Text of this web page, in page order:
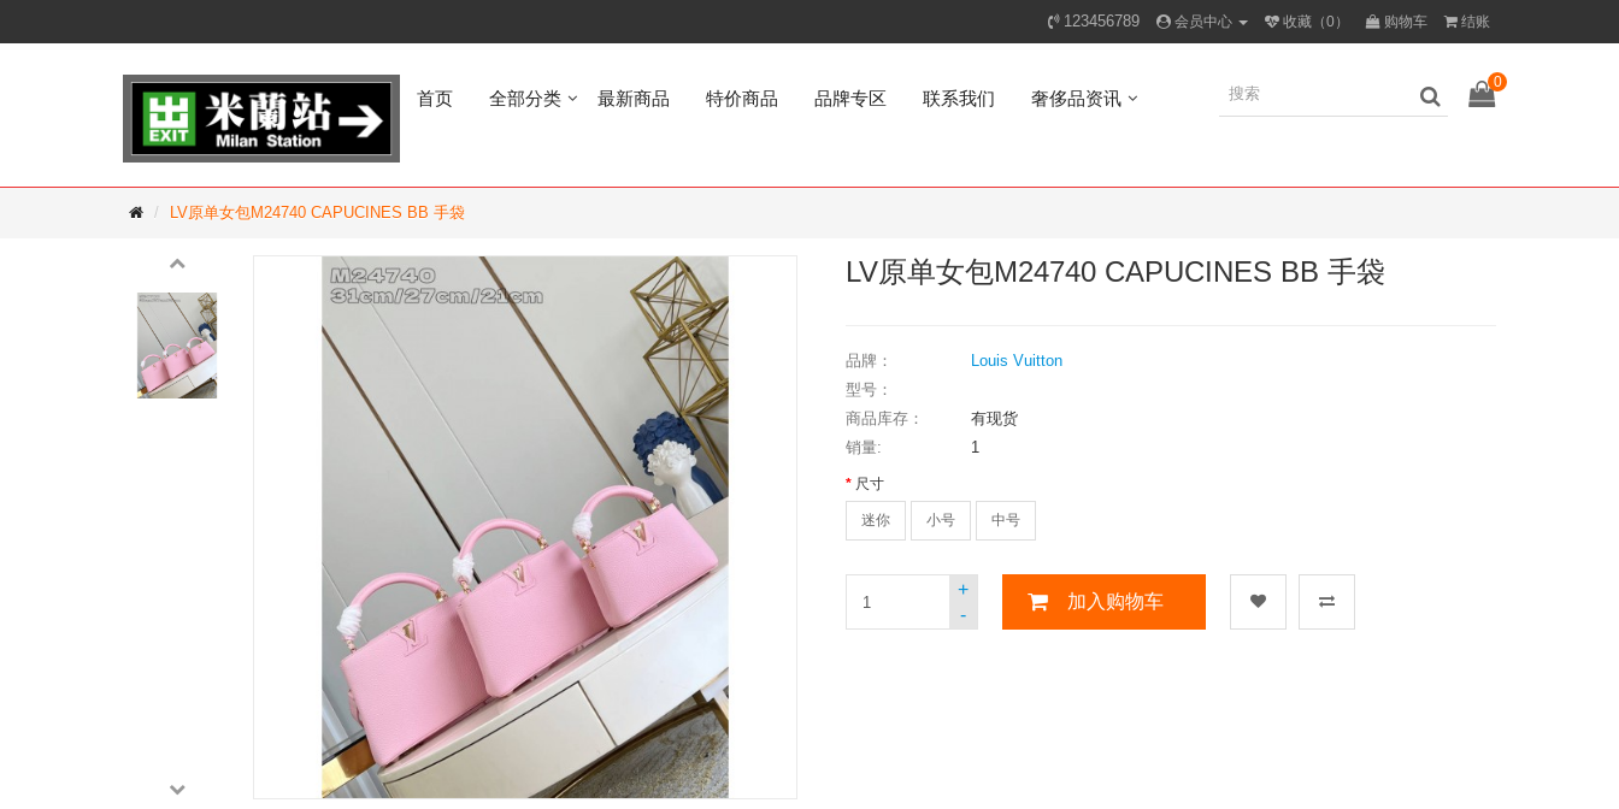
123456789 会员中心 收藏（0） 购物车 结账
首页 全部分类 最新商品 特价商品 品牌专区 联系我们 奢侈品资讯
0
LV原单女包M24740 CAPUCINES BB 手袋
LV原单女包M24740 CAPUCINES BB 手袋
品牌：
Louis Vuitton
型号：
商品库存：
有现货
销量:
1
尺寸
迷你 小号 中号
-
+
加入购物车